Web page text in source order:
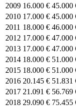
2009 16.000 € 45.000
2010 17.000 € 45.000
2011 18.000 € 46.000
2012 17.000 € 47.000
2013 17.000 € 47.000
2014 18.000 € 51.000
2015 18.000 € 51.000
2016 20.145 € 51.831
2017 21.091 € 56.769
2018 29.090 € 75.455